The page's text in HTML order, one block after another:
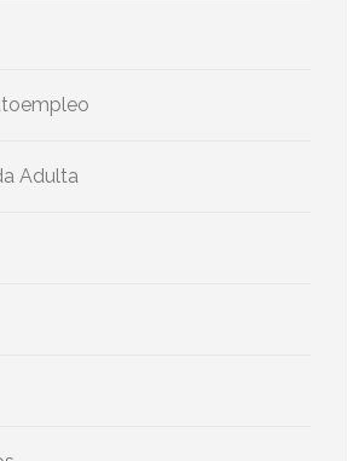
Adulta